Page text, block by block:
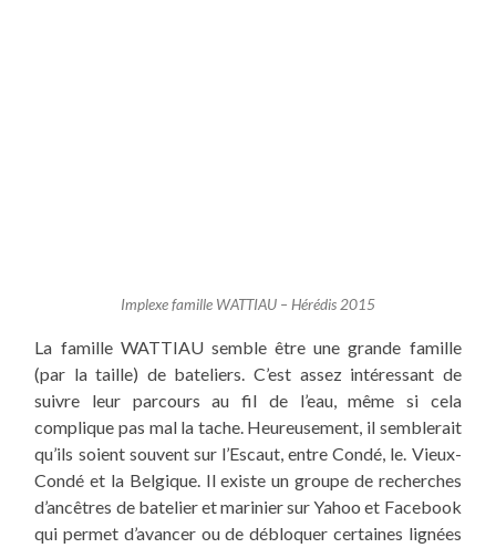
Implexe famille WATTIAU – Hérédis 2015
La famille WATTIAU semble être une grande famille
(par la taille) de bateliers. C’est assez intéressant de
suivre leur parcours au fil de l’eau, même si cela
complique pas mal la tache. Heureusement, il semblerait
qu’ils soient souvent sur l’Escaut, entre Condé, le. Vieux-
Condé et la Belgique. Il existe un groupe de recherches
d’ancêtres de batelieretmariniersur Yahoo et Facebook
qui permet d’avancer oude débloquer certaines lignées